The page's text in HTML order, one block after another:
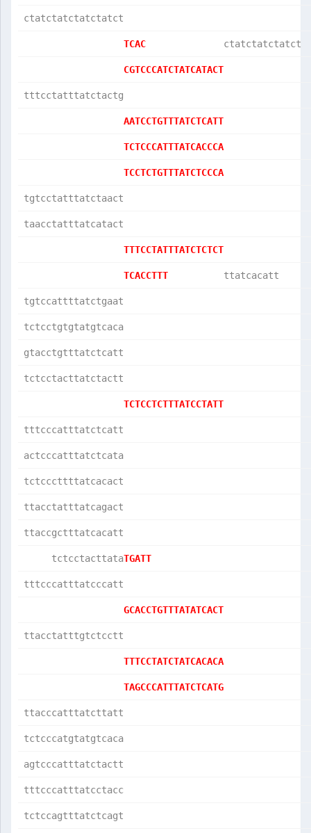
ctatctatctatctatct
TCAC
CGTCCCATCTATCATACT
tttcctatttatctactg
AATCCTGTTTATCTCATT
TCTCCCATTTATCACCCA
TCCTCTGTTTATCTCCCA
tgtcctatttatctaact
taacctatttatcatact
TTTCCTATTTATCTCTCT
TCACCTTT
tgtccattttatctgaat
tctcctgtgtatgtcaca
gtacctgtttatctcatt
tctcctacttatctactt
TCTCCTCTTTATCCTATT
tttcccatttatctcatt
actcccatttatctcata
tctcccttttatcacact
ttacctatttatcagact
ttaccgctttatcacatt
     tctcctacttata
TGATT
tttcccatttatcccatt
GCACCTGTTTATATCACT
ttacctatttgtctcctt
TTTCCTATCTATCACACA
TAGCCCATTTATCTCATG
ttacccatttatcttatt
tctcccatgtatgtcaca
agtcccatttatctactt
tttcccatttatcctacc
tctccagtttatctcagt